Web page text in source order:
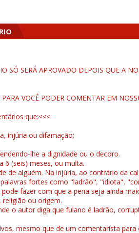
SÓ SERÁ APROVADO DEPOIS QUE A
VOCÊ PODER COMENTAR EM
que:<<<
injúria ou difamação;
lhe a dignidade ou o decoro.
6 (seis) meses, ou multa.
de alguém. Na injúria, ao contrário da
fortes como "ladrão", "idiota",
fazer com que a pena seja ainda
ou origem.
o autor diga que fulano é ladrão,
mesmo que de um comentarista